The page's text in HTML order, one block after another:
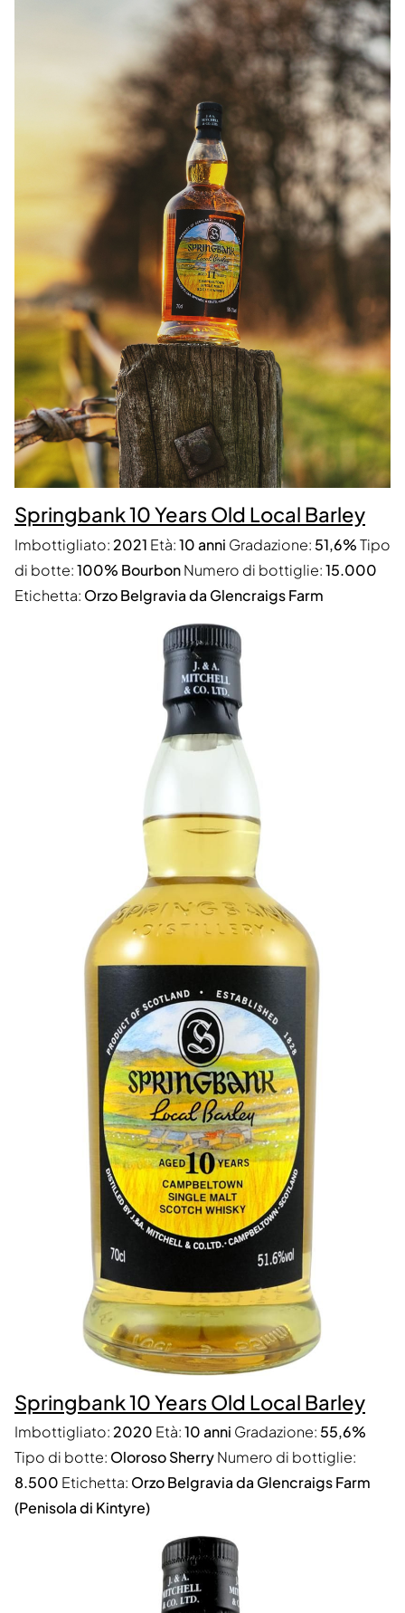
Springbank 10 Years Old Local Barley
Imbottigliato: 2021 Età:10 anni Gradazione: 51,6%Tipo
di botte:100% BourbonNumero di bottiglie:15.000
Etichetta: Orzo Belgravia da Glencraigs Farm
Springbank 10 Years Old Local Barley
Imbottigliato: 2020 Età:10 anni Gradazione: 55,6%
Tipo di botte: Oloroso SherryNumero di bottiglie:
8.500 Etichetta: Orzo Belgravia da Glencraigs Farm
(Penisola di Kintyre)